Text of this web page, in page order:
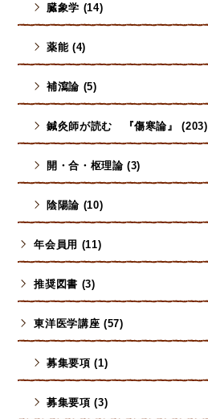
臓象学 (14)
薬能 (4)
補瀉論 (5)
鍼灸師が読む 『傷寒論』 (203)
開・合・枢理論 (3)
陰陽論 (10)
年会員用 (11)
推奨図書 (3)
東洋医学講座 (57)
募集要項 (1)
募集要項 (3)